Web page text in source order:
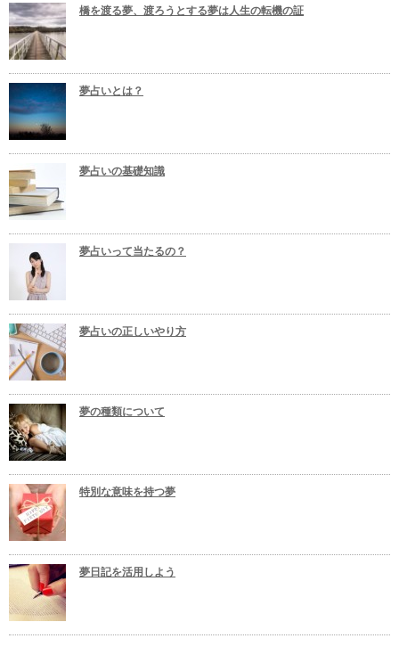
橋を渡る夢、渡ろうとする夢は人生の転機の証
夢占いとは？
夢占いの基礎知識
夢占いって当たるの？
夢占いの正しいやり方
夢の種類について
特別な意味を持つ夢
夢日記を活用しよう